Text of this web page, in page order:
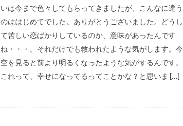
いは今まで色々してもらってきましたが、こんなに違う
のははじめてでした。ありがとうございました。どうし
て苦しい恋ばかりしているのか、意味があったんです
ね・・・。それだけでも救われたような気がします。今
空を見ると前より明るくなったような気がするんです。
これって、幸せになってるってことかな？と思いま […]